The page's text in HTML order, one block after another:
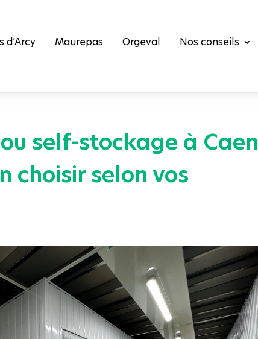
d’Arcy Maurepas Orgeval Nos conseils
self-stockage à Caen
choisir selon vos